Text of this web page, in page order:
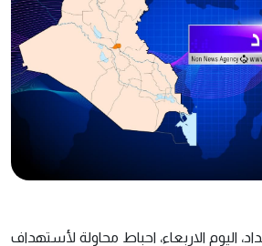
اليوم الاربعاء، احباط محاولة لأستهداف